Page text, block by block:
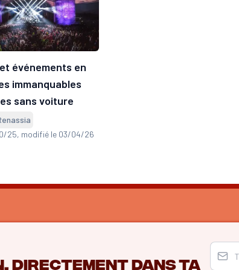
événements en
immanquables
sans voiture
25, modifié le 03/04/26
directement dans ta